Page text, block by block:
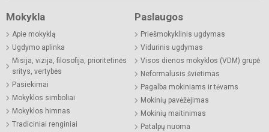
Mokykla
Apie mokyklą
Ugdymo aplinka
Misija, vizija, filosofija, prioritetinės
sritys, vertybės
Pasiekimai
Mokyklos simboliai
Mokyklos himnas
Tradiciniai renginiai
Paslaugos
Priešmokyklinis ugdymas
Vidurinis ugdymas
Visos dienos mokyklos (VDM) grupė
Neformalusis švietimas
Pagalba mokiniams ir tėvams
Mokinių pavėžėjimas
Mokinių maitinimas
Patalpų nuoma